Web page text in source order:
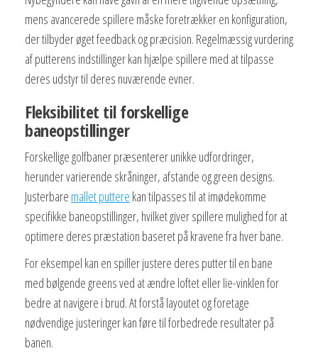
mens avancerede spillere måske foretrækker en konfiguration,
der tilbyder øget feedback og præcision. Regelmæssig vurdering
af putterens indstillinger kan hjælpe spillere med at tilpasse
deres udstyr til deres nuværende evner.
Fleksibilitet til forskellige
baneopstillinger
Forskellige golfbaner præsenterer unikke udfordringer,
herunder varierende skråninger, afstande og green designs.
Justerbare mallet puttere kan tilpasses til at imødekomme
specifikke baneopstillinger, hvilket giver spillere mulighed for at
optimere deres præstation baseret på kravene fra hver bane.
For eksempel kan en spiller justere deres putter til en bane
med bølgende greens ved at ændre loftet eller lie-vinklen for
bedre at navigere i brud. At forstå layoutet og foretage
nødvendige justeringer kan føre til forbedrede resultater på
banen.